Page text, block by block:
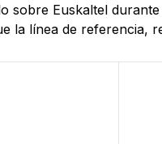
sobre Euskaltel
la línea de referencia,